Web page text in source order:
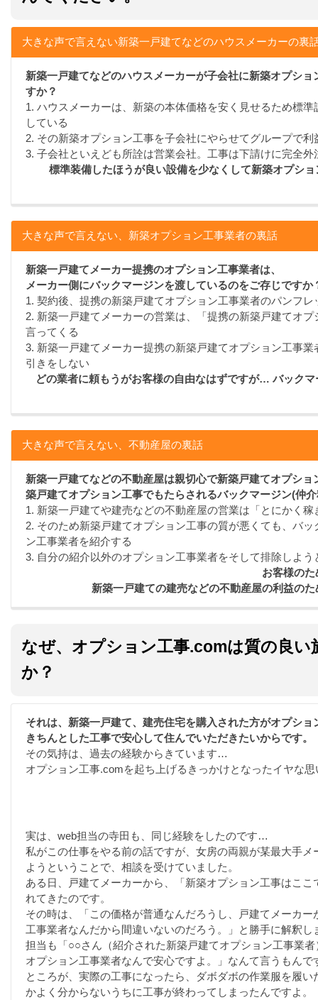
大きな声で言えない新築一戸建てなどのハウスメーカーの裏
新築一戸建てなどのハウスメーカーが子会社に新築オプシ
すか？
1. ハウスメーカーは、新築の本体価格を安く見せるため標
している
2. その新築オプション工事を子会社にやらせてグループで利
3. 子会社といえども所詮は営業会社。工事は下請けに完全外
標準装備したほうが良い設備を少なくして新築オプシ
大きな声で言えない、新築オプション工事業者の裏話
新築一戸建てメーカー提携のオプション工事業者は、
メーカー側にバックマージンを渡しているのをご存じですか
1. 契約後、提携の新築戸建てオプション工事業者のパンフ
2. 新築一戸建てメーカーの営業は、「提携の新築戸建てオ
言ってくる
3. 新築一戸建てメーカー提携の新築戸建てオプション工事
引きをしない
どの業者に頼もうがお客様の自由なはずですが… バック
大きな声で言えない、不動産屋の裏話
新築一戸建てなどの不動産屋は親切心で新築戸建てオプシ
築戸建てオプション工事でもたらされるバックマージン(仲
1. 新築一戸建てや建売などの不動産屋の営業は「とにかく
2. そのため新築戸建てオプション工事の質が悪くても、バ
ン工事業者を紹介する
3. 自分の紹介以外のオプション工事業者をそして排除しよう
お客様の
新築一戸建ての建売などの不動産屋の利益の
なぜ、オプション工事.comは質の良い
か？
それは、新築一戸建て、建売住宅を購入された方がオプシ
きちんとした工事で安心して住んでいただきたいからです。
その気持は、過去の経験からきています…
オプション工事.comを起ち上げるきっかけとなったイヤな
実は、web担当の寺田も、同じ経験をしたのです…
私がこの仕事をやる前の話ですが、女房の両親が某最大手
ようということで、相談を受けていました。
ある日、戸建てメーカーから、「新築オプション工事はこ
れてきたのです。
その時は、「この価格が普通なんだろうし、戸建てメーカ
工事業者なんだから間違いないのだろう。」と勝手に解釈し
担当も「○○さん（紹介された新築戸建てオプション工事業
オプション工事業者なんで安心ですよ。」なんて言うもん
ところが、実際の工事になったら、ダボダボの作業服を履
かよく分からないうちに工事が終わってしまったんですよ。